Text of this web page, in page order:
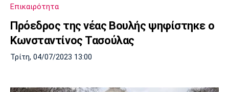
Επικαιρότητα
Πρόεδρος της νέας Βουλής ψηφίστηκε ο
Κωνσταντίνος Τασούλας
Τρίτη, 04/07/2023 13:00